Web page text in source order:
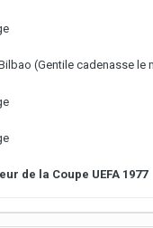
(Gentile cadenasse le
de la Coupe UEFA 1977